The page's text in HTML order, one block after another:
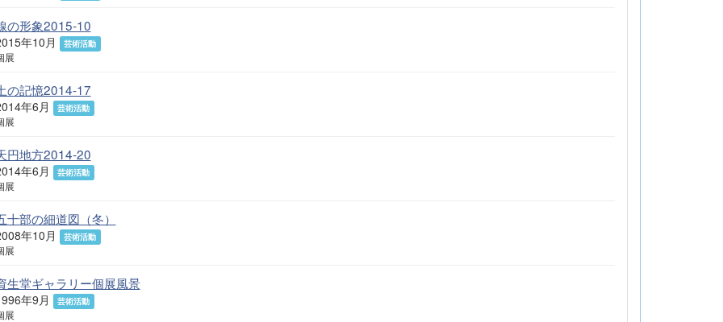
の形象2015-10
年10月 芸術活動
展
の記憶2014-17
年6月 芸術活動
展
円地方2014-20
年6月 芸術活動
展
十部の細道図（冬）
年10月 芸術活動
展
生堂ギャラリー個展風景
年9月 芸術活動
展